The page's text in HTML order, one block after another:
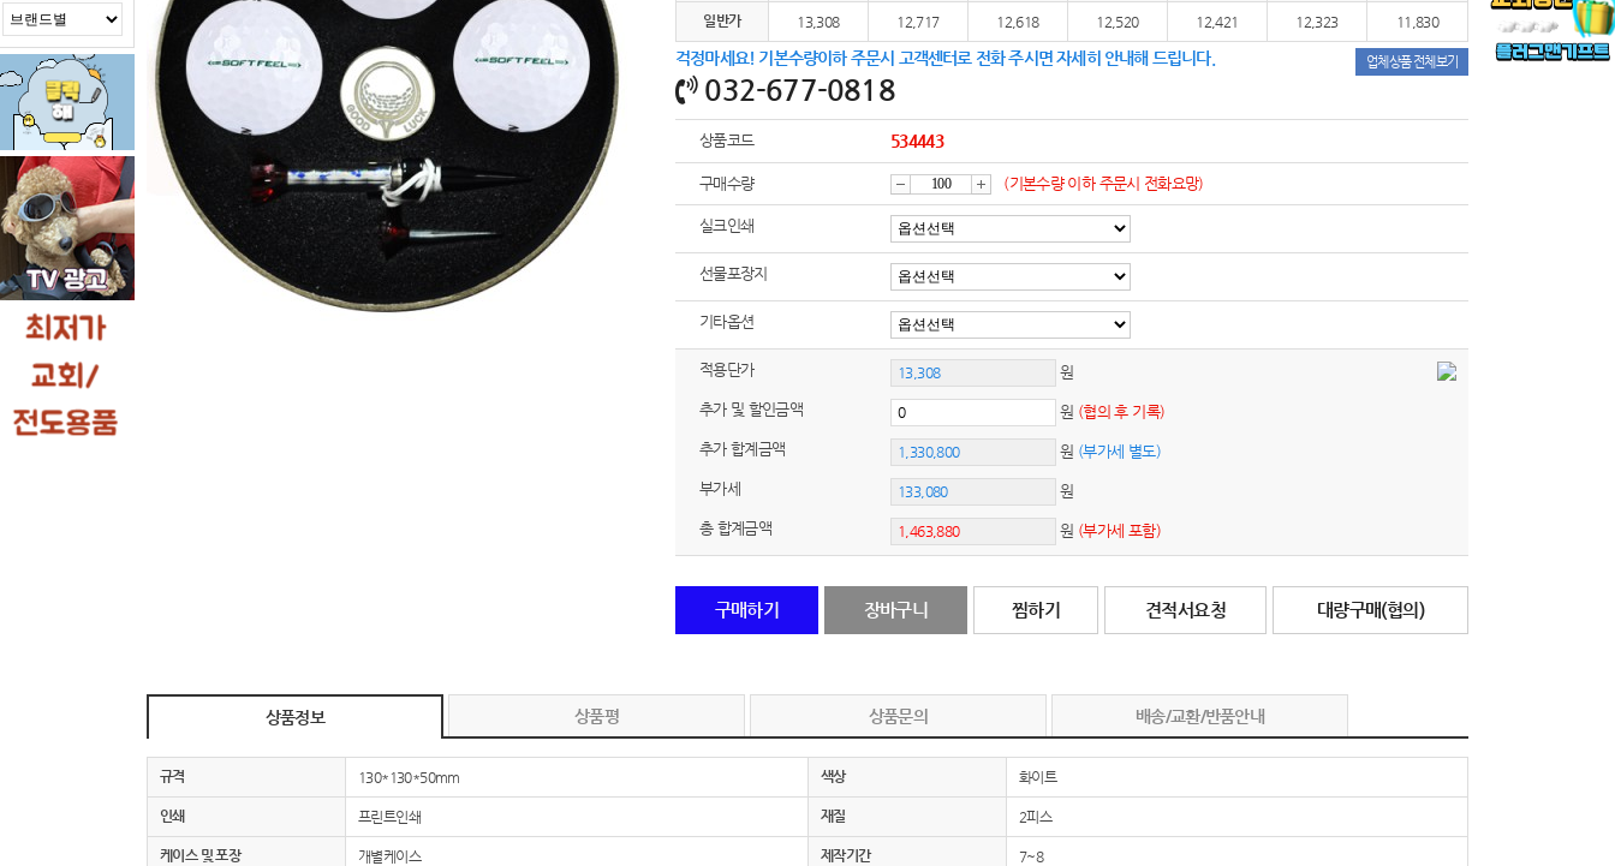
8 텀블러
9 파우치
AP-100125
usb
12 보조배터리
21 물티슈
23 손톱
일반가 13,308 12,717 12,618 12,520 12,421 12,323 11,830
걱정마세요! 기본수량이하 주문시 고객센터로 전화 주시면 자세히 안내해 드립니다.
032-677-0818
업체상품 전체보기
상품코드 534443
구매수량
감
소
증
가
(기본수량 이하 주문시 전화요망)
실크인쇄
선물포장지
기타옵션
적용단가 원
추가 및 할인금액 원 (협의 후 기록)
추가 합계금액 원 (부가세 별도)
부가세 원
총 합계금액 원 (부가세 포함)
구매하기 장바구니 찜하기 견적서요청 대량구매(협의)
상품정보 상품평 상품문의 배송/교환/반품안내
규격 130*130*50mm 색상 화이트
인쇄 프린트인쇄 재질 2피스
케이스 및 포장 개별케이스 제작기간 7~8